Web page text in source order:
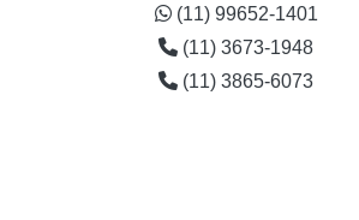
Assistencia Tecnica Secadora de Roupa
Assistencia Tecnica Secadora Samsung
portatil Instituto da Previdência
assistencia tecnica ar condicionado portatil
(11) 99652-1401
(11) 3673-1948
(11) 3865-6073